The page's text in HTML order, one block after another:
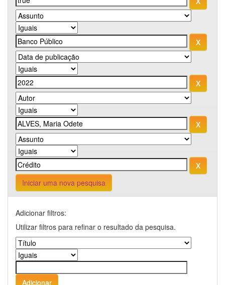
Iniciar uma nova pesquisa
Adicionar filtros:
Utilizar filtros para refinar o resultado da pesquisa.